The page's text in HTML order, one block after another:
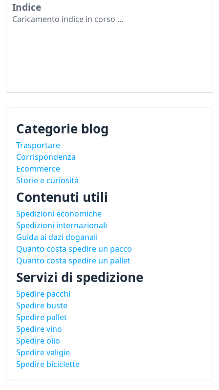
Indice
Caricamento indice in corso ...
Categorie blog
Trasportare
Corrispondenza
Ecommerce
Storie e curiosità
Contenuti utili
Spedizioni economiche
Spedizioni internazionali
Guida ai dazi doganali
Quanto costa spedire un pacco
Quanto costa spedire un pallet
Servizi di spedizione
Spedire pacchi
Spedire buste
Spedire pallet
Spedire vino
Spedire olio
Spedire valigie
Spedire biciclette